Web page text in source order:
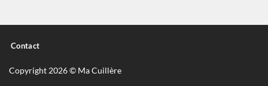
Contact
Copyright 2026 © Ma Cuillère